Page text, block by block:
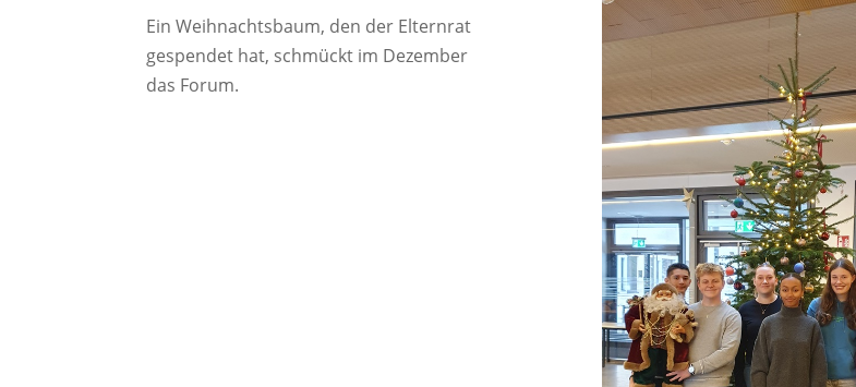
Ein Weihnachtsbaum, den der Elternrat
gespendet hat, schmückt im Dezember
das Forum.